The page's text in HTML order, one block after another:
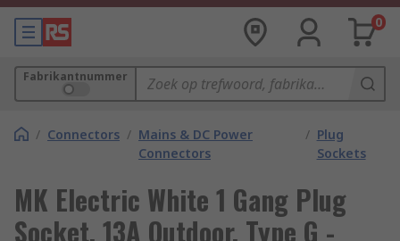
0
Fabrikantnummer
/ Connectors / Mains & DC Power
Connectors
/ Plug
Sockets
MK Electric White 1 Gang Plug
Socket, 13A Outdoor, Type G -